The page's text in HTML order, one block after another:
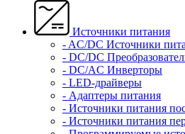
Источники питания
- AC/DC Источники
- DC/DC
- DC/AC Инверторы
- LED-драйверы
- Адаптеры питания
- Источники питания
- Источники питания